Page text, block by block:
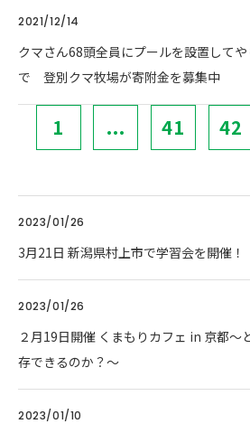
2021/12/14
クマさん68頭全員にプールを設置して
で 登別クマ牧場が寄附金を募集中
1 ... 41 42
2023/01/26
3月21日 新潟県村上市で学習会を開催！
2023/01/26
２月19日開催 くまもりカフェ in 京都～
存できるのか？～
2023/01/10